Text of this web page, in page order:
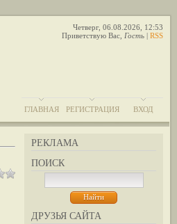
Четверг, 06.08.2026, 12:53
Приветствую Вас Гость | RSS
ГЛАВНАЯ РЕГИСТРАЦИЯ ВХОД
РЕКЛАМА
ПОИСК
ДРУЗЬЯ САЙТА